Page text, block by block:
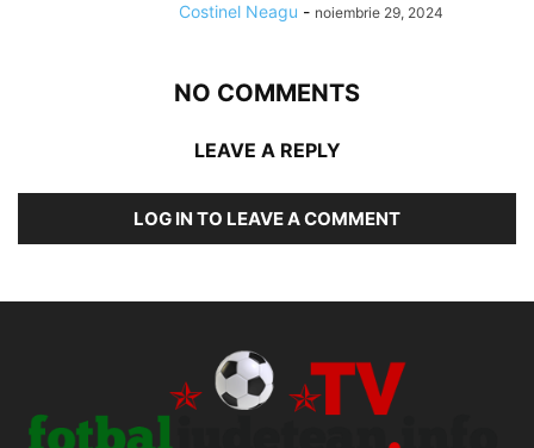
Costinel Neagu - noiembrie 29, 2024
NO COMMENTS
LEAVE A REPLY
LOG IN TO LEAVE A COMMENT